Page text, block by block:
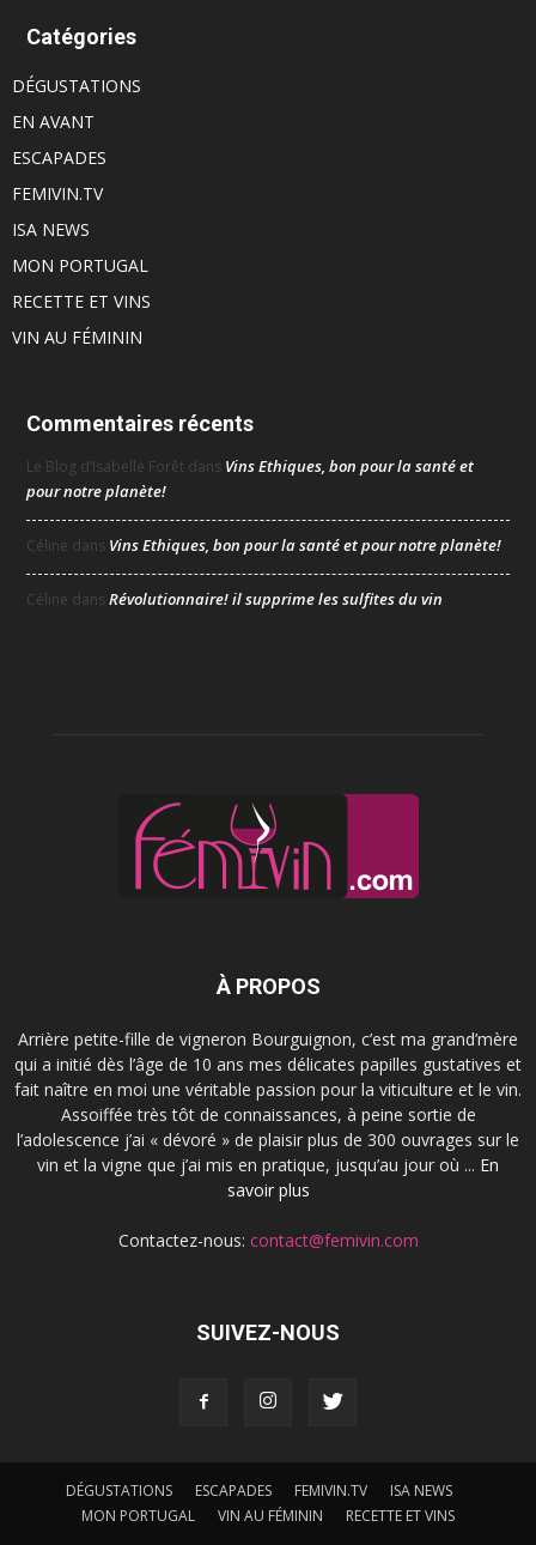
Catégories
DÉGUSTATIONS
EN AVANT
ESCAPADES
FEMIVIN.TV
ISA NEWS
MON PORTUGAL
RECETTE ET VINS
VIN AU FÉMININ
Commentaires récents
Le Blog d’Isabelle Forêt dans Vins Ethiques, bon pour la santé et
pour notre planète!
Céline dans Vins Ethiques, bon pour la santé et pour notre planète!
Céline dansRévolutionnaire! il supprime les sulfites du vin
À PROPOS
Arrière petite-fille de vigneron Bourguignon, c’est ma grand’mère
qui a initié dès l’âge de 10 ans mes délicates papilles gustatives et
fait naître en moi une véritable passion pour la viticulture et le vin.
Assoiffée très tôt de connaissances, à peine sortie de
l’adolescence j’ai « dévoré » de plaisir plus de 300 ouvrages sur le
vin et la vigne que j’ai mis en pratique, jusqu’au jour où ... En
savoir plus
Contactez-nous: contact@femivin.com
SUIVEZ-NOUS
DÉGUSTATIONS ESCAPADES FEMIVIN.TV
ISA NEWS
MON PORTUGAL
VIN AU FÉMININ RECETTE ET VINS